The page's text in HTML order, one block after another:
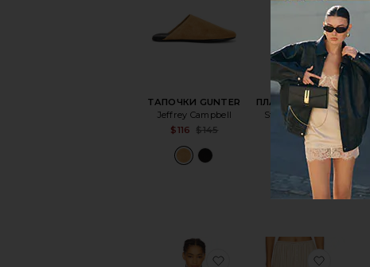
ТАПОЧКИ GUNTER
Jeffrey Campbell
Sale price:
$116
Previous price:
$145
ПЛАТЬЕ SOFINA
Steve Madden
Sale
$98
$99